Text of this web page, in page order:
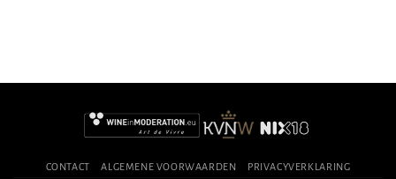
CONTACT ALGEMENE VOORWAARDEN PRIVACYVERKLARING